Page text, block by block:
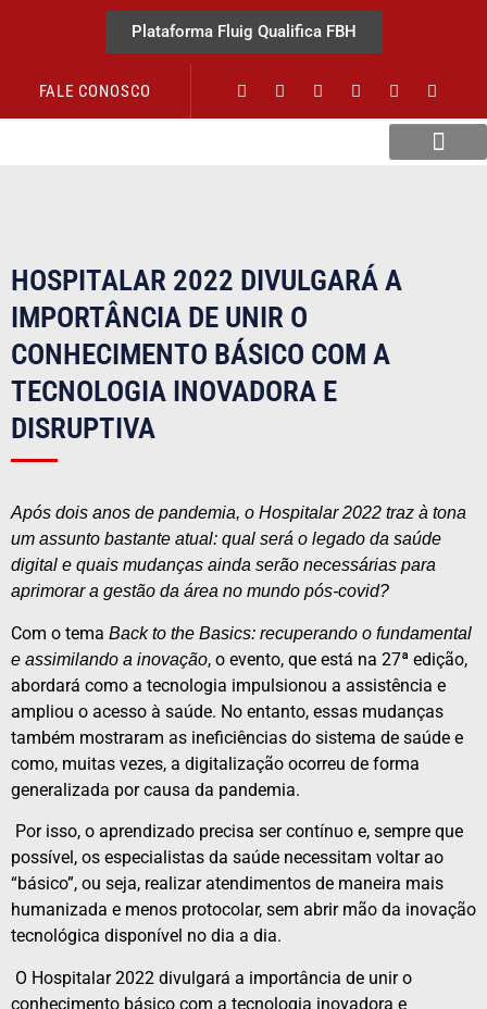
Plataforma Fluig Qualifica FBH
FALE CONOSCO
HOSPITALAR 2022 DIVULGARÁ A
IMPORTÂNCIA DE UNIR O
CONHECIMENTO BÁSICO COM A
TECNOLOGIA INOVADORA E
DISRUPTIVA
Após dois anos de pandemia, o Hospitalar 2022 traz à tona
um assunto bastante atual: qual será o legado da saúde
digital e quais mudanças ainda serão necessárias para
aprimorar a gestão da área no mundo pós-covid?
Com o tema Back to the Basics: recuperando o fundamental
e assimilando a inovação, o evento, que está na 27ª edição,
abordará como a tecnologia impulsionou a assistência e
ampliou o acesso à saúde. No entanto, essas mudanças
também mostraram as ineficiências do sistema de saúde e
como, muitas vezes, a digitalização ocorreu de forma
generalizada por causa da pandemia.
Por isso, o aprendizado precisa ser contínuo e, sempre que
possível, os especialistas da saúde necessitam voltar ao
“básico”, ou seja, realizar atendimentos de maneira mais
humanizada e menos protocolar, sem abrir mão da inovação
tecnológica disponível no dia a dia.
O Hospitalar 2022 divulgará a importância de unir o
conhecimento básico com a tecnologia inovadora e